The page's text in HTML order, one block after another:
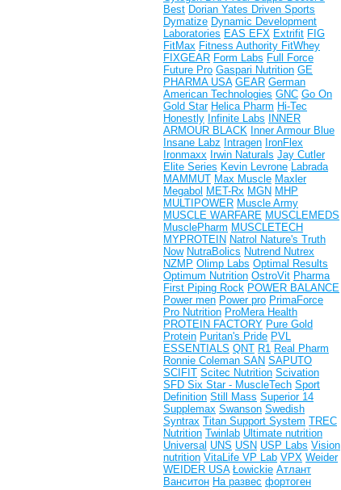
Best Dorian Yates Driven Sports
Dymatize Dynamic Development
Laboratories EAS EFX Extrifit FIG
FitMax Fitness Authority FitWhey
FIXGEAR Form Labs Full Force
Future Pro Gaspari Nutrition GE
PHARMA USA GEAR German
American Technologies GNC Go On
Gold Star Helica Pharm Hi-Tec
Honestly Infinite Labs
INNER
ARMOUR BLACK Inner Armour Blue
Insane Labz Intragen IronFlex
Ironmaxx Irwin Naturals Jay Cutler
Elite Series Kevin Levrone Labrada
MAMMUT Max Muscle Maxler
Megabol MET-Rx MGN MHP
MULTIPOWER Muscle Army
MUSCLE WARFARE MUSCLEMEDS
MusclePharm MUSCLETECH
MYPROTEIN Natrol Nature's Truth
Now NutraBolics Nutrend Nutrex
NZMP Olimp Labs Optimal Results
Optimum Nutrition OstroVit Pharma
First Piping Rock POWER BALANCE
Power men Power pro PrimaForce
Pro Nutrition ProMera Health
PROTEIN FACTORY Pure Gold
Protein Puritan's Pride PVL
ESSENTIALS QNT R1 Real Pharm
Ronnie Coleman SAN SAPUTO
SCIFIT Scitec Nutrition Scivation
SFD Six Star - MuscleTech Sport
Definition Still Mass Superior 14
Supplemax Swanson Swedish
Syntrax Titan Support System TREC
Nutrition Twinlab Ultimate nutrition
Universal UNS USN USP Labs Vision
nutrition VitaLife VP Lab VPX Weider
WEIDER USA Łowickie Атлант
Ванситон На развес фортоген